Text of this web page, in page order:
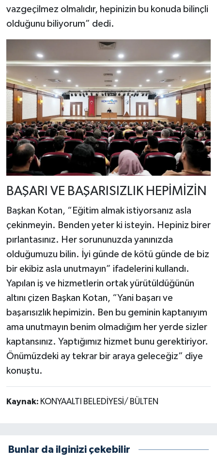
vazgeçilmez olmalıdır, hepinizin bu konuda bilinçli
olduğunu biliyorum” dedi.
BAŞARI VE BAŞARISIZLIK HEPİMİZİN
Başkan Kotan, “Eğitim almak istiyorsanız asla
çekinmeyin. Benden yeter ki isteyin. Hepiniz birer
pırlantasınız. Her sorununuzda yanınızda
olduğumuzu bilin. İyi günde de kötü günde de biz
bir ekibiz asla unutmayın” ifadelerini kullandı.
Yapılan iş ve hizmetlerin ortak yürütüldüğünün
altını çizen Başkan Kotan, “Yani başarı ve
başarısızlık hepimizin. Ben bu geminin kaptanıyım
ama unutmayın benim olmadığım her yerde sizler
kaptansınız. Yaptığımız hizmet bunu gerektiriyor.
Önümüzdeki ay tekrar bir araya geleceğiz” diye
konuştu.
Kaynak: KONYAALTI BELEDİYESİ/ BÜLTEN
Bunlar da ilginizi çekebilir